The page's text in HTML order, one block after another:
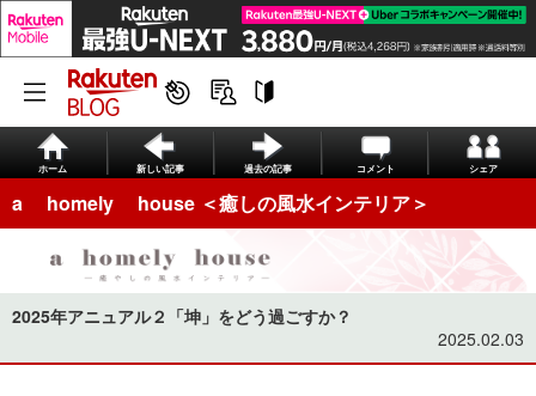
ホーム 新しい記事 過去の記事 コメント シェア
a homely house ＜癒しの風水インテリア＞
2025年アニュアル２「坤」をどう過ごすか？
2025.02.03